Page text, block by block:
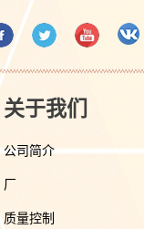
关于我们
公司简介
厂
质量控制